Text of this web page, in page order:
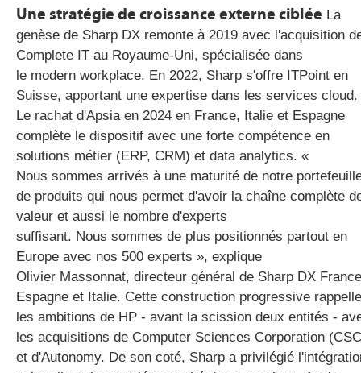
Une stratégie de croissance externe ciblée La
genèse de Sharp DX remonte à 2019 avec l'acquisition
Complete IT au Royaume-Uni, spécialisée dans
le modern workplace. En 2022, Sharp s'offre ITPoint en
Suisse, apportant une expertise dans les services cloud.
Le rachat d'Apsia en 2024 en France, Italie et Espagne
complète le dispositif avec une forte compétence en
solutions métier (ERP, CRM) et data analytics. «
Nous sommes arrivés à une maturité de notre
de produits qui nous permet d'avoir la chaîne complète
valeur et aussi le nombre d'experts
suffisant. Nous sommes de plus positionnés partout en
Europe avec nos 500 experts », explique
Olivier Massonnat, directeur général de Sharp DX
Espagne et Italie. Cette construction progressive rappelle
les ambitions de HP - avant la scission deux entités -
les acquisitions de Computer Sciences Corporation
et d'Autonomy. De son coté, Sharp a privilégié